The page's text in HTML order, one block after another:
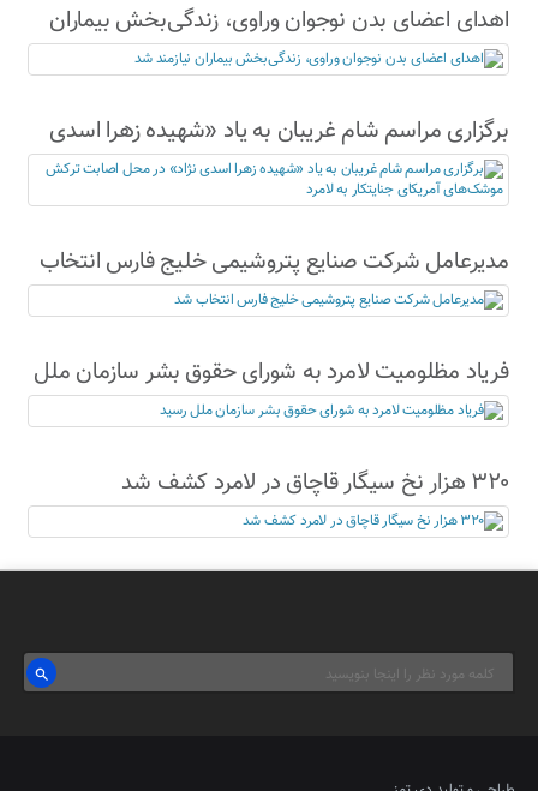
اهدای اعضای بدن نوجوان وراوی، زندگی‌بخش بیماران
نیازمند شد
برگزاری مراسم شام غریبان به یاد «شهیده زهرا اسدی
نژاد» در محل اصابت ترکش موشک‌های آمریکای
جنایتکار به لامرد
مدیرعامل شرکت صنایع پتروشیمی خلیج فارس انتخاب
شد
فریاد مظلومیت لامرد به شورای حقوق بشر سازمان ملل
رسید
۳۲۰ هزار نخ سیگار قاچاق در لامرد کشف شد